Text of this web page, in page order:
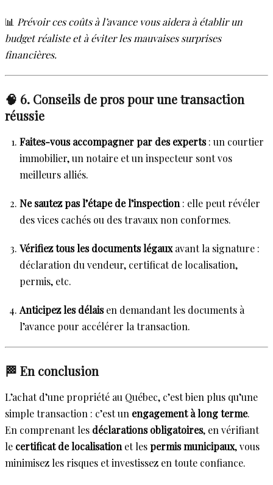
📊 Prévoir ces coûts à l’avance vous aidera à établir un
budget réaliste et à éviter les mauvaises surprises
financières.
🧠 6. Conseils de pros pour une transaction
réussie
Faites-vous accompagner par des experts: un courtier
immobilier, un notaire et un inspecteur sont vos
meilleurs alliés.
Ne sautez pas l’étape de l’inspection : elle peut révéler
des vices cachés ou des travaux non conformes.
Vérifiez tous les documents légauxavant la signature :
déclaration du vendeur, certificat de localisation,
permis, etc.
Anticipez les délaisen demandant les documents à
l’avance pour accélérer la transaction.
🏁 En conclusion
L’achat d’une propriété au Québec, c’est bien plus qu’une
simple transaction : c’est un engagement à long terme.
En comprenant les déclarations obligatoires, en vérifiant
le certificat de localisation et lespermis municipaux, vous
minimisez les risques et investissez en toute confiance.